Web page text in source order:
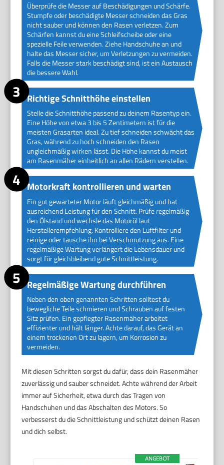
Überprüfe die Messer auf Beschädigungen und Schärfe.
Stumpfe oder beschädigte Messer schneiden das Gras
nicht sauber und können den Rasen verletzen. Zum
Schärfen kannst du eine Schleifscheibe oder eine
spezielle Feile verwenden. Ziehe Handschuhe an und
halte das Messer sicher, um Verletzungen zu vermeiden.
Falls die Messer stark beschädigt sind, ist ein Austausch
die bessere Wahl.
Richtige Schnitthöhe einstellen
Stelle die Schnitthöhe passend zu deinem Rasentyp ein.
Eine Höhe von etwa 3 bis 5 Zentimetern ist für die
meisten Grasarten ideal. Zu tief schneiden schwächt das
Gras, während zu hoch schneiden den Rasen
ungleichmäßig wirken lässt. Die Höhe kannst du meist
am Rasenmäher einheitlich an allen Rädern verstellen.
Motorkraft kontrollieren und warten
Ein gut gewarteter Motor läuft gleichmäßig und hat
ausreichend Leistung für den Schnitt. Prüfe regelmäßig
den Ölstand und wechsle das Motoröl laut
Herstellerempfehlung. Kontrolliere den Luftfilter und
reinige oder tausche ihn bei Verschmutzung aus. Eine
regelmäßige Wartung verlängert die Lebensdauer und
sorgt für gleichbleibend gute Schnittleistung.
Regelmäßige Wartung durchführen
Neben den oben genannten Schritten solltest du
bewegliche Teile schmieren und Schrauben auf festen
Sitz prüfen. Ein gepflegter Rasenmäher arbeitet
effizienter und hält länger. Achte darauf, das Gerät an
einem trockenen Ort zu lagern, um Korrosion zu
vermeiden.
Mit diesen Schritten sorgst du dafür, dass dein Rasenmäher
zuverlässig und sauber schneidet. Achte während der Arbeit
immer auf Sicherheit, etwa durch das Tragen von
Handschuhen und das Abschalten des Motors. So
verbesserst du die Schnittleistung und schützt deinen Rasen
und dich selbst.
ANGEBOT